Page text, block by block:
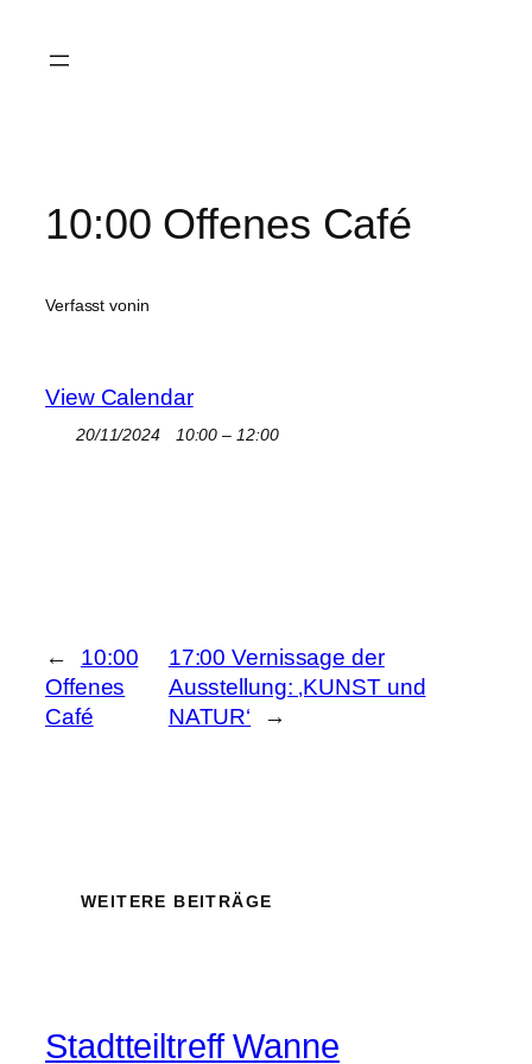
Inhalt
10:00 Offenes Café
Verfasst vonin
View Calendar
20/11/2024 10:00 – 12:00
←
10:00
Offenes
Café
17:00 Vernissage der
Ausstellung: ‚KUNST und
NATUR‘
→
WEITERE BEITRÄGE
Stadtteiltreff Wanne